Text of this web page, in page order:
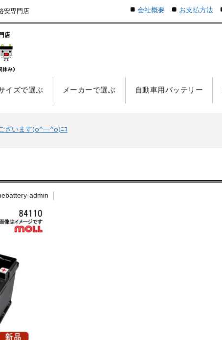
安専門店
イズで選ぶ メーカーで選ぶ 自動車用バッテリー
会社概要 お支払方法
ざいます(o^―^o)ﾆｺ
admin